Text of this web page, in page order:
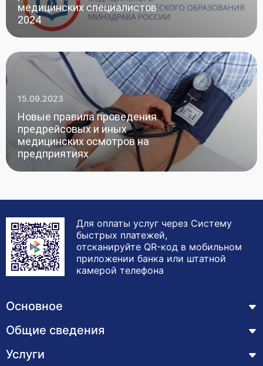
медицинских специалистов
2024
15.09.2023
Новые правила проведения
предрейсовых и иных
медицинских осмотров на
предприятиях
Для оплаты услуг через Систему
быстрых платежей,
отсканируйте QR-код в мобильном
приложении банка или штатной
камерой телефона
Основное
Курсы
Лицензия
Общие сведения
Основные сведения
Услуги